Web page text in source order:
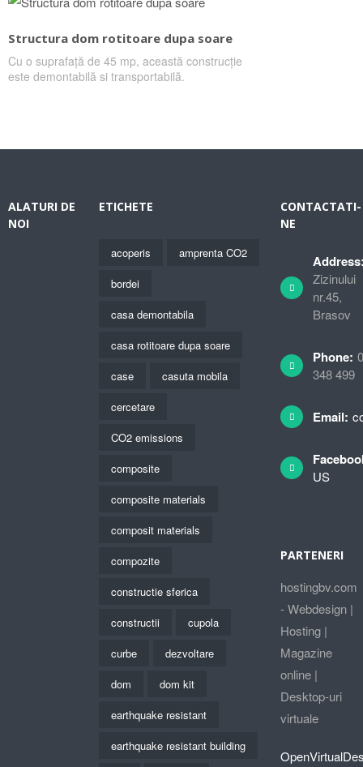
Structura dom rotitoare dupa soare
Cu o suprafață de 45 mp, această construcție
este demontabilă si transportabilă.
ALATURI DE
NOI
ETICHETE
acoperis
amprenta CO2
bordei
casa demontabila
casa rotitoare dupa soare
case
casuta mobila
cercetare
CO2 emissions
composite
composite materials
composit materials
compozite
constructie sferica
constructii
cupola
curbe
dezvoltare
dom
dom kit
earthquake resistant
earthquake resistant building
CONTACTATI-
NE
Zizinului
nr.45,
Brasov
Phone:
348 499
Email:
US
PARTENERI
hostingbv.com
- Webdesign |
Hosting |
Magazine
online |
Desktop-uri
virtuale